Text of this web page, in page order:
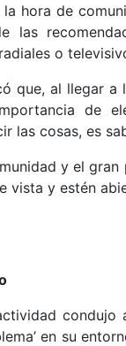
la hora de
las
o
que, al llegar
de
las cosas, es
y el
vista y estén
en su